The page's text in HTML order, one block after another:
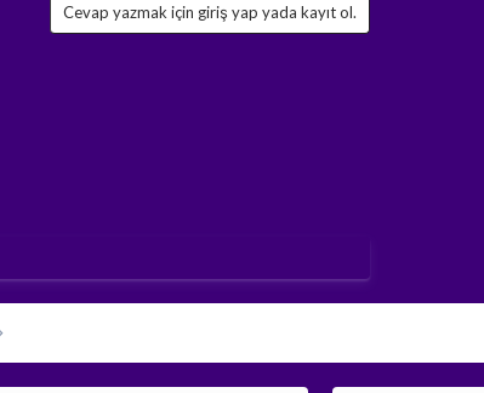
Cevap yazmak için giriş yap yada kayıt ol.